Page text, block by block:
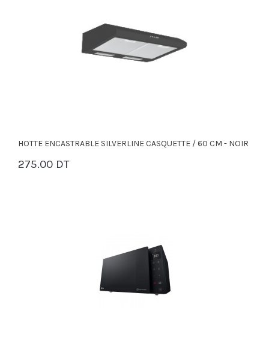
HOTTE ENCASTRABLE SILVERLINE CASQUETTE / 60 CM - NOIR
275.00 DT
PANIER